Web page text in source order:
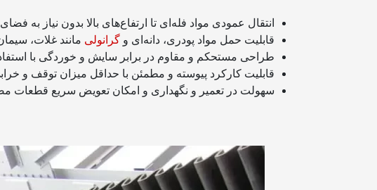
انتقال عمودی مواد فله‌ای تا ارتفاع‌های بالا بدون نیاز به فضای
قابلیت حمل مواد پودری، دانه‌ای و گرانولی مانند غلات،
طراحی مستحکم و مقاوم در برابر سایش و خوردگی با
قابلیت کارکرد پیوسته و مطمئن با حداقل میزان توقف و
سهولت در تعمیر و نگهداری و امکان تعویض سریع قطعات